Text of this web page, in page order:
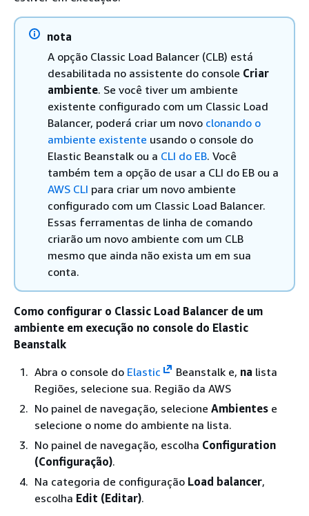
nota
A opção Classic Load Balancer (CLB) está
desabilitada no assistente do console Criar
ambiente. Se você tiver um ambiente
existente configurado com um Classic Load
Balancer, poderá criar um novo clonando o
ambiente existente usando o console do
Elastic Beanstalk ou a CLI do EB. Você
também tem a opção de usar a CLI do EB ou a
AWS CLI para criar um novo ambiente
configurado com um Classic Load Balancer.
Essas ferramentas de linha de comando
criarão um novo ambiente com um CLB
mesmo que ainda não exista um em sua
conta.
Como configurar o Classic Load Balancer de um
ambiente em execução no console do Elastic
Beanstalk
Abra o console do Elastic Beanstalk e, na lista
Regiões, selecione sua. Região da AWS
No painel de navegação, selecione Ambientes e
selecione o nome do ambiente na lista.
No painel de navegação, escolha Configuration
(Configuração).
Na categoria de configuração Load balancer,
escolha Edit (Editar).